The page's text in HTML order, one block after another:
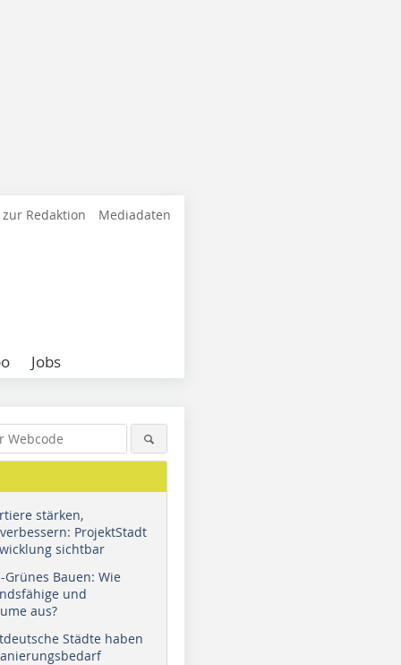
Redaktion Mediadaten
Jobs
stärken,
ProjektStadt
sichtbar
Grünes Bauen: Wie
und
aus?
Städte haben